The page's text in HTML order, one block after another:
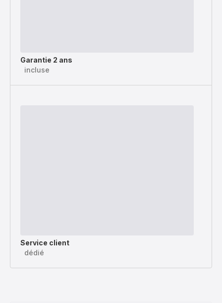
Garantie 2 ans
incluse
Service client
dédié